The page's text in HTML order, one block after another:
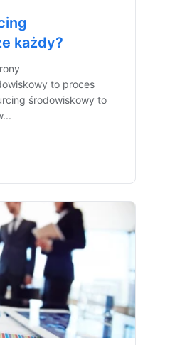
każdy?
to proces
środowiskowy to